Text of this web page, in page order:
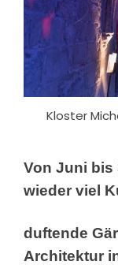
Kloster
Von Juni bis
wieder viel
duftende
Architektur